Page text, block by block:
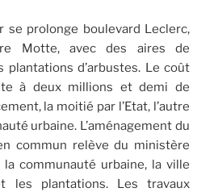
se prolonge boulevard Leclerc,
Motte, avec des aires de
d’arbustes. Le coût
à deux millions et demi de
la moitié par l’Etat, l’autre
urbaine. L’aménagement du
commun relève du ministère
communauté urbaine, la ville
les plantations. Les travaux